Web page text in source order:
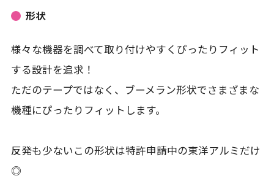
形状
様々な機器を調べて取り付けやすくぴったりフィット
する設計を追求！
ただのテープではなく、ブーメラン形状でさまざまな
機種にぴったりフィットします。
反発も少ないこの形状は特許申請中の東洋アルミだけ
◎